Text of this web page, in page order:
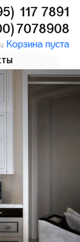
117 7891
Корзина пуста